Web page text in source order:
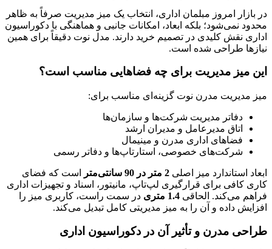
در بازار امروز مبلمان اداری، انتخاب یک میز مدیریت صرفاً به ظاهر
محدود نمی‌شود؛ بلکه ابعاد، امکانات جانبی و هماهنگی با دکوراسیون
اداری نقش کلیدی در تصمیم خرید دارند. مدل نوت دقیقاً برای همین
نیازها طراحی شده است.
این میز مدیریت برای چه فضاهایی مناسب است؟
میز مدیریت مدرن نوت گزینه‌ای مناسب برای:
دفاتر مدیریت شرکت‌ها و سازمان‌ها
اتاق مدیرعامل و مدیران ارشد
فضاهای اداری مدرن و مینیمال
شرکت‌های خصوصی، استارتاپ‌ها و دفاتر رسمی
ابعاد استاندارد میز اصلی 2 متر در 90 سانتی‌متر
است که فضای
کاری کافی برای قرارگیری لپ‌تاپ، مانیتور، اسناد و تجهیزات اداری
فراهم می‌کند. الحاقی 1.4 متری
در سمت راست، کاربری میز را
افزایش داده و آن را به میز مدیریتی کامل تبدیل می‌کند.
طراحی مدرن و تأثیر آن در دکوراسیون اداری